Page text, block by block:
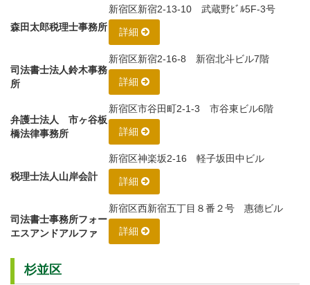
森田太郎税理士事務所
新宿区新宿2-13-10 武蔵野ﾋﾞﾙ5F-3号
詳細
司法書士法人鈴木事務
所
新宿区新宿2-16-8 新宿北斗ビル7階
詳細
弁護士法人 市ヶ谷板
橋法律事務所
新宿区市谷田町2-1-3 市谷東ビル6階
詳細
税理士法人山岸会計
新宿区神楽坂2-16 軽子坂田中ビル
詳細
司法書士事務所フォー
エスアンドアルファ
新宿区西新宿五丁目８番２号 惠德ビル
詳細
杉並区